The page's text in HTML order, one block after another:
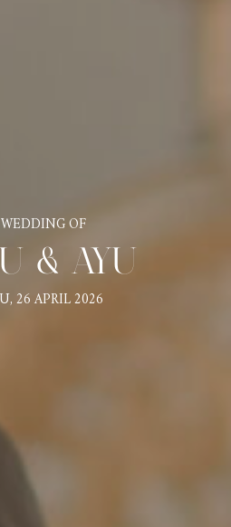
OF
& AYU
26 APRIL 2026